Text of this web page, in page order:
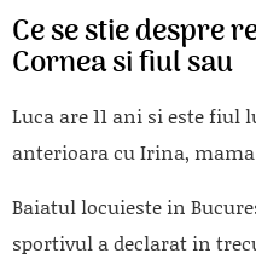
Ce se stie despre
Cornea si fiul sau
Luca are 11 ani si este
anterioara cu Irina,
Baiatul locuieste in
sportivul a declarat in